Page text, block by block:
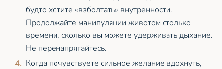
будто хотите «взболтать» внутренности.
Продолжайте манипуляции животом столько
времени, сколько вы можете удерживать дыхание.
Не перенапрягайтесь.
Когда почувствуете сильное желание вдохнуть,